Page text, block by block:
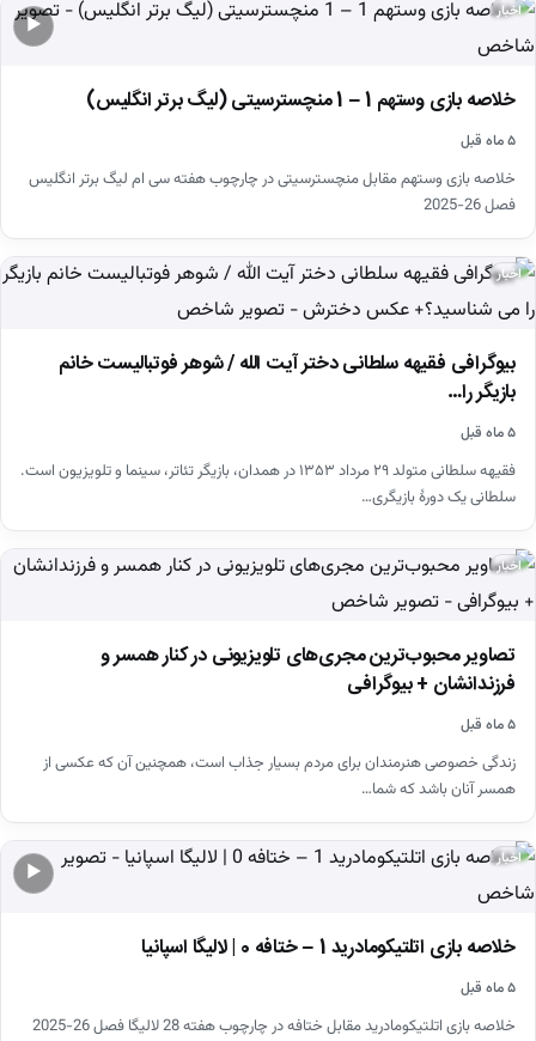
▶
اخبار
خلاصه بازی وستهم 1 – 1 منچسترسیتی (لیگ برتر انگلیس)
۵ ماه قبل
خلاصه بازی وستهم مقابل منچسترسیتی در چارچوب هفته سی ام لیگ برتر انگلیس
فصل 26-2025
اخبار
بیوگرافی فقیهه سلطانی دختر آیت الله / شوهر فوتبالیست خانم
بازیگر را…
۵ ماه قبل
فقیهه سلطانی متولد ۲۹ مرداد ۱۳۵۳ در همدان، بازیگر تئاتر، سینما و تلویزیون است.
سلطانی یک دورهٔ بازیگری…
اخبار
تصاویر محبوب‌ترین مجری‌های تلویزیونی در کنار همسر و
فرزندانشان + بیوگرافی
۵ ماه قبل
زندگی خصوصی هنرمندان برای مردم بسیار جذاب است، همچنین آن که عکسی از
همسر آنان باشد که شما…
▶
اخبار
خلاصه بازی اتلتیکومادرید 1 – ختافه 0 | لالیگا اسپانیا
۵ ماه قبل
خلاصه بازی اتلتیکومادرید مقابل ختافه در چارچوب هفته 28 لالیگا فصل 26-2025